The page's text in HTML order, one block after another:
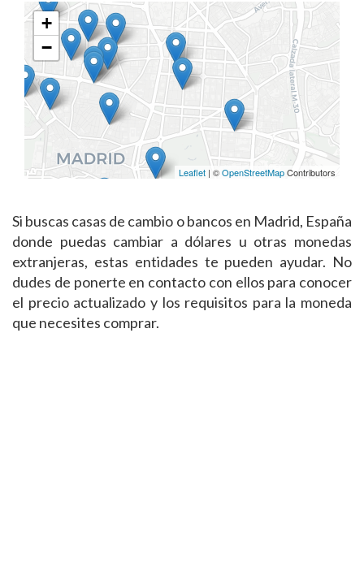
+
−
Leaflet | ©OpenStreetMapContributors
Si buscas casas de cambio o bancos en Madrid, España
donde puedas cambiar a dólares u otras monedas
extranjeras, estas entidades te pueden ayudar. No
dudes de ponerte en contacto con ellos para conocer
el precio actualizado y los requisitos para la moneda
que necesites comprar.